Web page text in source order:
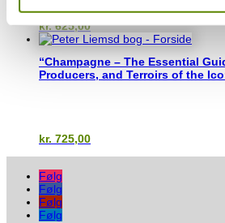
kr.625,00
“Champagne – The Essential
Producers, and Terroirs of the
kr. 725,00
Følg
Følg
Følg
Følg